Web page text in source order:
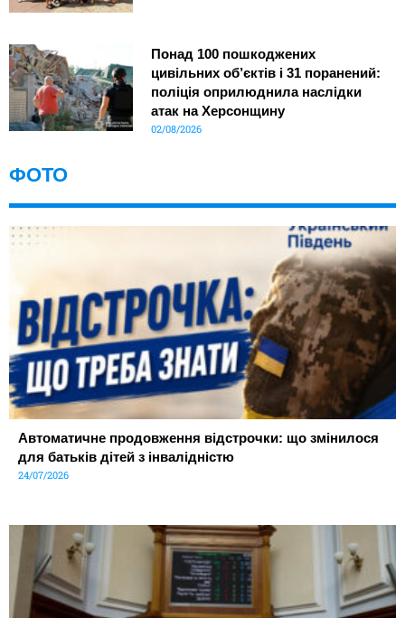
Понад 100 пошкоджених
цивільних об’єктів і 31 поранений:
поліція оприлюднила наслідки
атак на Херсонщину
02/08/2026
ФОТО
Автоматичне продовження відстрочки: що змінилося
для батьків дітей з інвалідністю
24/07/2026